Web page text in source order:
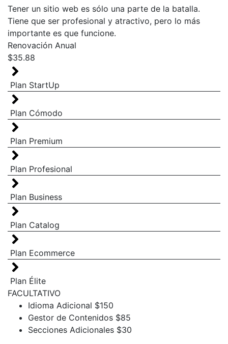
Tener un sitio web es sólo una parte de la batalla.
Tiene que ser profesional y atractivo, pero lo más
importante es que funcione.
Renovación Anual
$35.88
Plan StartUp
Plan Cómodo
Plan Premium
Plan Profesional
Plan Business
Plan Catalog
Plan Ecommerce
Plan Élite
FACULTATIVO
Idioma Adicional $150
Gestor de Contenidos $85
Secciones Adicionales $30